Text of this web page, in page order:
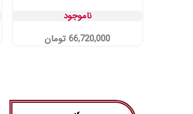
ناموجود
66,720,000 تومان